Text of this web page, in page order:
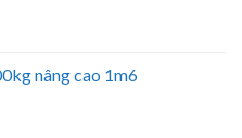
nâng cao 1m6